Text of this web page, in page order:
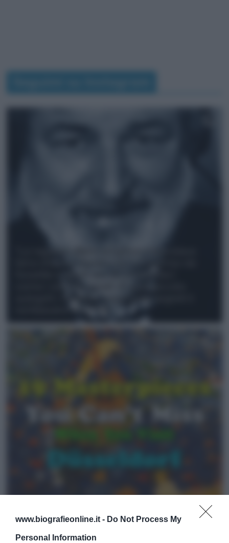
www.biografieonline.it - Do Not Process My
Personal Information